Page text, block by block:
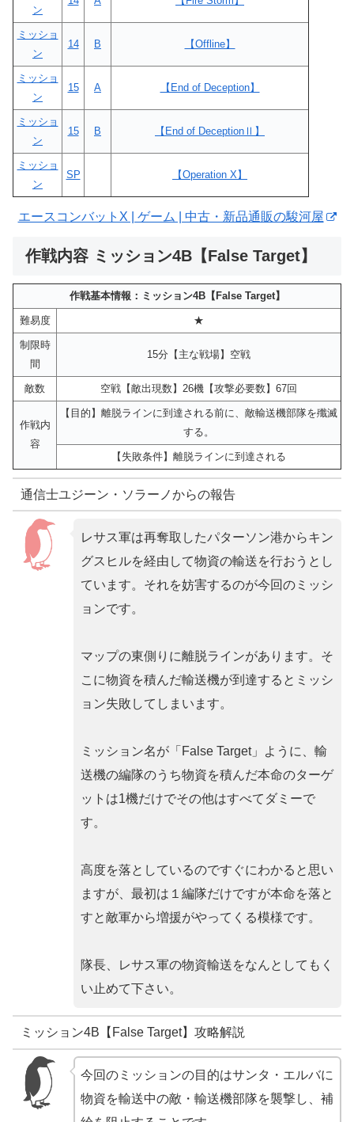
ン
ミッショ
ン
14 B 【Offline】
ミッショ
ン
15 A 【End of Deception】
ミッショ
ン
15 B 【End of DeceptionⅡ】
ミッショ
ン
SP 【Operation X】
エースコンバットX | ゲーム | 中古・新品通販の駿河屋
作戦内容 ミッション4B【False Target】
作戦基本情報：ミッション4B【False Target】
難易度 ★
制限時
間
15分【主な戦場】空戦
敵数 空戦【敵出現数】26機【攻撃必要数】67回
作戦内
容
【目的】離脱ラインに到達される前に、敵輸送機部隊を殲滅
する。
【失敗条件】離脱ラインに到達される
通信士ユジーン・ソラーノからの報告
レサス軍は再奪取したパターソン港からキン
グスヒルを経由して物資の輸送を行おうとし
ています。それを妨害するのが今回のミッシ
ョンです。
マップの東側りに離脱ラインがあります。そ
こに物資を積んだ輸送機が到達するとミッシ
ョン失敗してしまいます。
ミッション名が「False Target」ように、輸
送機の編隊のうち物資を積んだ本命のターゲ
ットは1機だけでその他はすべてダミーで
す。
高度を落としているのですぐにわかると思い
ますが、最初は１編隊だけですが本命を落と
すと敵軍から増援がやってくる模様です。
隊長、レサス軍の物資輸送をなんとしてもく
い止めて下さい。
ミッション4B【False Target】攻略解説
今回のミッションの目的はサンタ・エルバに
物資を輸送中の敵・輸送機部隊を襲撃し、補